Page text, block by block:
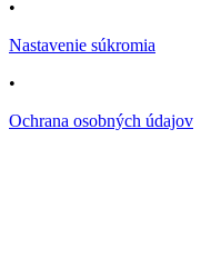
•
Nastavenie súkromia
•
Ochrana osobných údajov